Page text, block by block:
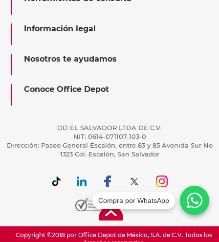
Información legal
Nosotros te ayudamos
Conoce Office Depot
OD EL SALVADOR LTDA DE C.V.
NIT: 0614-071107-103-0
Dirección: Paseo General Escalón, entre 83 y 85 Avenida Sur No
1323 Col. Escalón, San Salvador
Copyright ©2018 por Office Depot de México, S.A. de C.V. Todos los
Compra por WhatsApp